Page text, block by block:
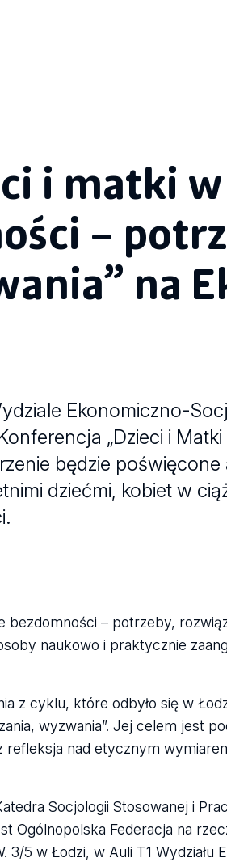
i matki w
–
na
Ekonomiczno-
„Dzieci i
będzie
dziećmi, kobiet w
– potrzeby,
naukowo i praktycznie
z cyklu, które odbyło się w
wyzwania”. Jej celem jest
nad etycznym
Socjologii Stosowanej i
Ogólnopolska Federacja na
3/5 w Łodzi, w Auli T1 Wydziału